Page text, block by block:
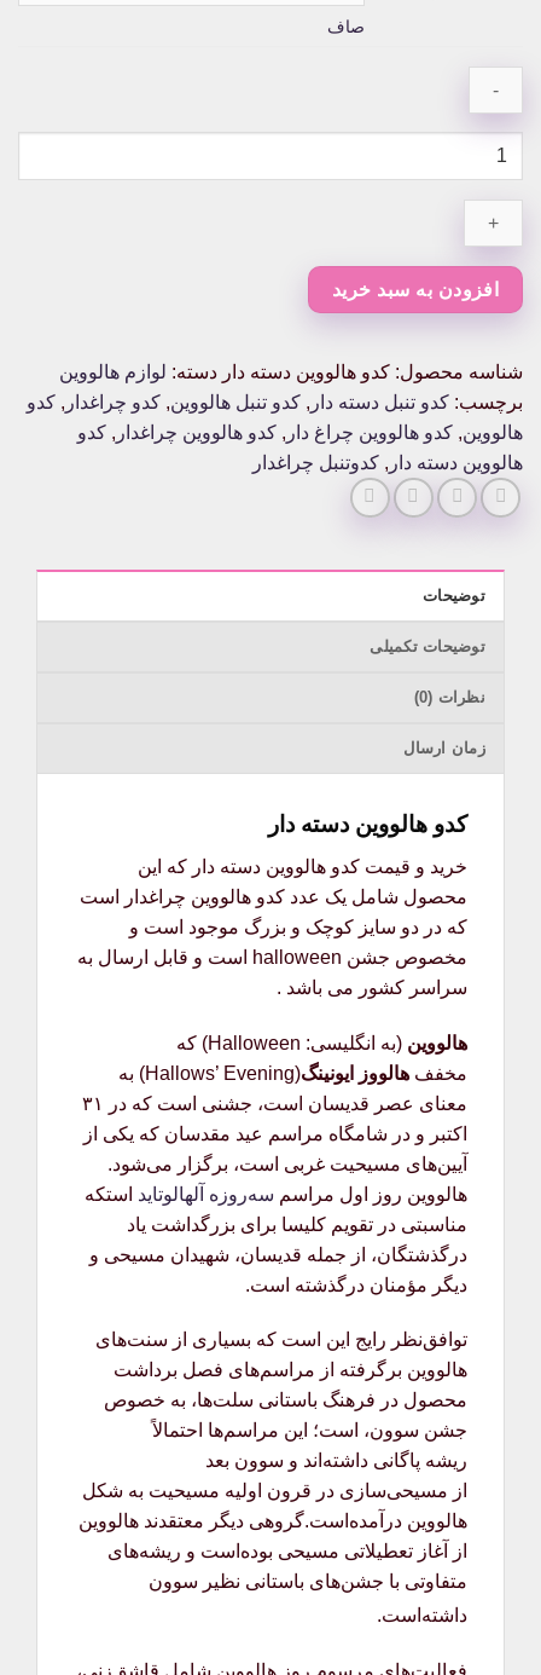
صاف
کدو
دسته
افزودن به سبد خرید
شناسه محصول: کدو هالووین دسته دار دسته: لوازم هالووین
برچسب: کدو تنبل دسته دار , کدو تنبل هالووین, کدو چراغدار , کدو
هالووین, کدو هالووین چراغ دار , کدو هالووین چراغدار , کدو
هالووین دسته دار , کدوتنبل چراغدار
توضیحات
توضیحات تکمیلی
نظرات (0)
زمان ارسال
کدو هالووین دسته دار
خرید و قیمت کدو هالووین دسته دار که این
محصول شامل یک عدد کدو هالووین چراغدار است
که در دو سایز کوچک و بزرگ موجود است و
مخصوص جشن halloween است و قابل ارسال به
سراسر کشور می باشد .
هالووین (به انگلیسی: Halloween) که
مخفف هالووز ایونینگ
(Hallows’ Evening) به
معنای عصر قدیسان است، جشنی است که در ۳۱
اکتبر و در شامگاه مراسم عید مقدسان که یکی از
آیین‌های مسیحیت غربی است، برگزار می‌شود.
هالووین روز اول مراسم سه‌روزه آلهالوتاید استکه
مناسبتی در تقویم کلیسا برای بزرگداشت یاد
درگذشتگان، از جمله قدیسان، شهیدان مسیحی و
دیگر مؤمنان درگذشته است.
توافق‌نظر رایج این است که بسیاری از سنت‌های
هالووین برگرفته از مراسم‌های فصل برداشت
محصول در فرهنگ باستانی سلت‌ها، به خصوص
جشن سوون، است؛ این مراسم‌ها احتمالاً
ریشه پاگانی داشته‌اند و سوون بعد
از مسیحی‌سازی در قرون اولیه مسیحیت به شکل
هالووین درآمده‌است.گروهی دیگر معتقدند هالووین
از آغاز تعطیلاتی مسیحی بوده‌است و ریشه‌های
متفاوتی با جشن‌های باستانی نظیر سوون
داشته‌است.